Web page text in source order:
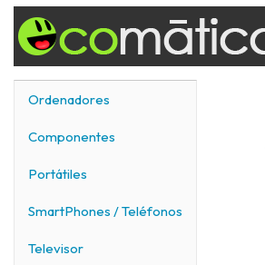
Ordenadores
Componentes
Portátiles
SmartPhones / Teléfonos
Televisor